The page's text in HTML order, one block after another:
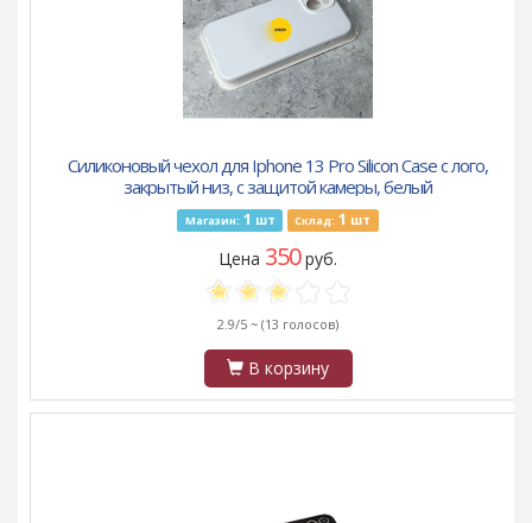
Силиконовый чехол для Iphone 13 Pro Silicon Case с лого,
закрытый низ, с защитой камеры, белый
Магазин: 1 шт Склад: 1 шт
Цена 350руб.
2.9/5 ~ (13 голосов)
В корзину